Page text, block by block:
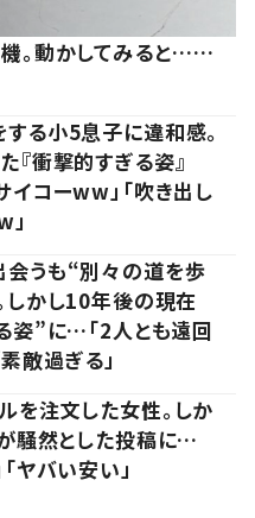
。動かしてみると……
る小5息子に違和感。
『衝撃的すぎる姿』
イコーww」「吹き出し
うも“別々の道を歩
しかし10年後の現在
姿”に…「2人とも遠回
敵過ぎる」
を注文した女性。しか
騒然とした投稿に…
ヤバい安い」